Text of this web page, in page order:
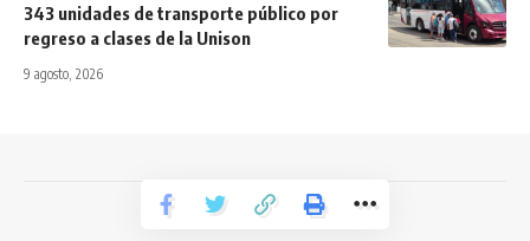
343 unidades de transporte público por
regreso a clases de la Unison
9 agosto, 2026
Todos los derechos reservados